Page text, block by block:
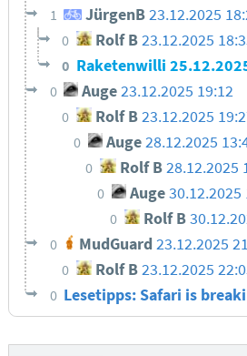
1 JürgenB 23.12.2025
0 Rolf B23.12.2025
0 Raketenwilli
0 Auge23.12.2025 19:12
0 Rolf B23.12.2025
0 Auge28.12.2025
0 Rolf B28.12.2025
0 Auge30.12.2025
0 Rolf B
0 MudGuard 23.12.2025
0 Rolf B23.12.2025
0 Lesetipps: Safari is